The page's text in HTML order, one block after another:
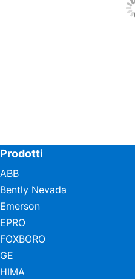
Prodotti
ABB
Bently Nevada
Emerson
EPRO
FOXBORO
GE
HIMA